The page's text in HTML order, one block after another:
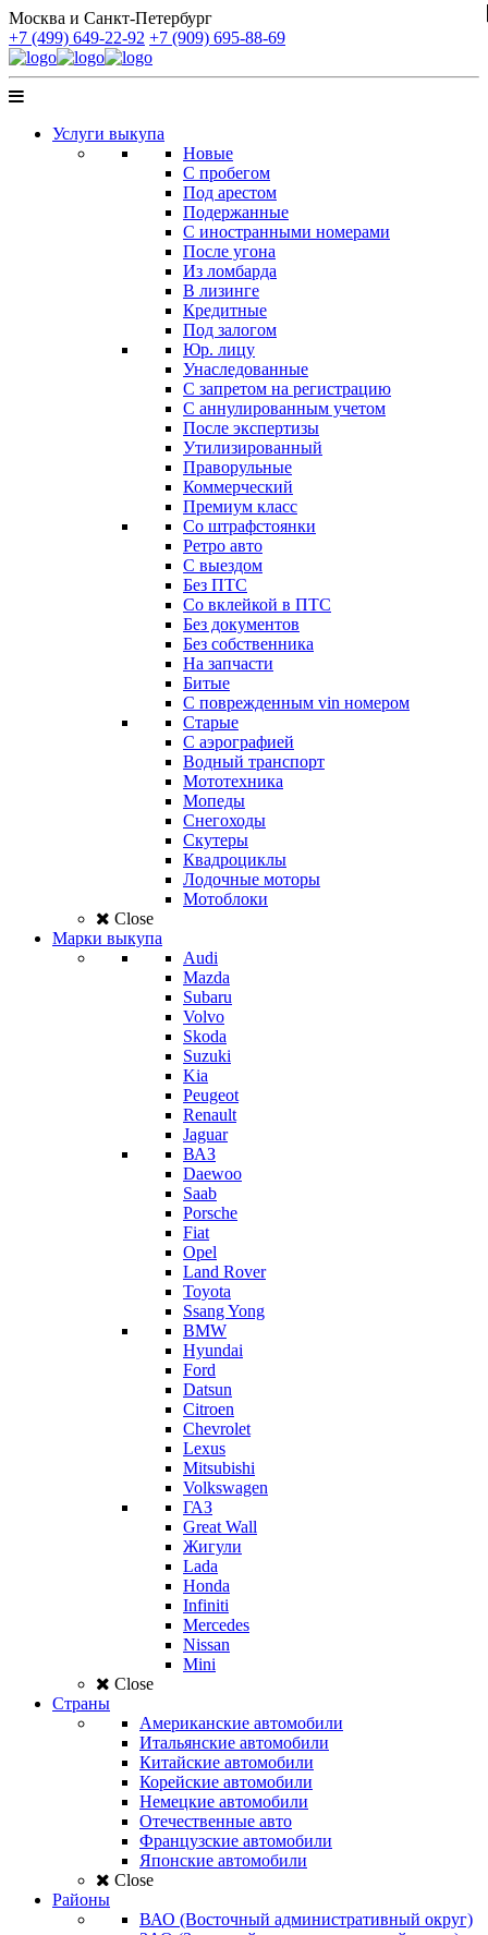
Москва и Санкт-Петербург
+7 (499) 649-22-92 +7 (909) 695-88-69
Услуги выкупа
Новые
С пробегом
Под арестом
Подержанные
С иностранными номерами
После угона
Из ломбарда
В лизинге
Кредитные
Под залогом
Юр. лицу
Унаследованные
С запретом на регистрацию
С аннулированным учетом
После экспертизы
Утилизированный
Праворульные
Коммерческий
Премиум класс
Со штрафстоянки
Ретро авто
С выездом
Без ПТС
Со вклейкой в ПТС
Без документов
Без собственника
На запчасти
Битые
С поврежденным vin номером
Старые
С аэрографией
Водный транспорт
Мототехника
Мопеды
Снегоходы
Скутеры
Квадроциклы
Лодочные моторы
Мотоблоки
Close
Марки выкупа
Audi
Mazda
Subaru
Volvo
Skoda
Suzuki
Kia
Peugeot
Renault
Jaguar
ВАЗ
Daewoo
Saab
Porsche
Fiat
Opel
Land Rover
Toyota
Ssang Yong
BMW
Hyundai
Ford
Datsun
Citroen
Chevrolet
Lexus
Mitsubishi
Volkswagen
ГАЗ
Great Wall
Жигули
Lada
Honda
Infiniti
Mercedes
Nissan
Mini
Close
Страны
Американские автомобили
Итальянские автомобили
Китайские автомобили
Корейские автомобили
Немецкие автомобили
Отечественные авто
Французские автомобили
Японские автомобили
Close
Районы
ВАО (Восточный административный округ)